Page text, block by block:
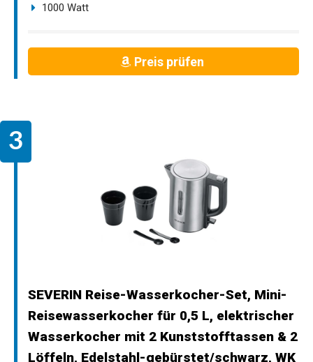
1000 Watt
Preis prüfen
SEVERIN Reise-Wasserkocher-Set, Mini-
Reisewasserkocher für 0,5 L, elektrischer
Wasserkocher mit 2 Kunststofftassen & 2
Löffeln, Edelstahl-gebürstet/schwarz, WK